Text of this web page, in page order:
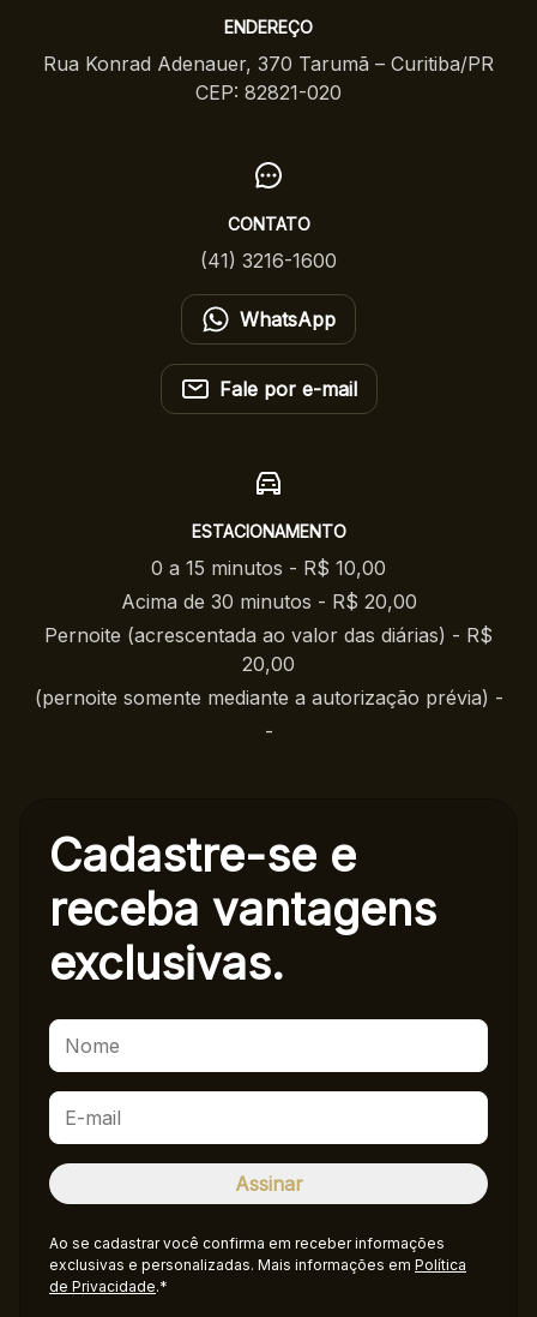
ENDEREÇO
Rua Konrad Adenauer, 370 Tarumã – Curitiba/PR
CEP: 82821-020
CONTATO
(41) 3216-1600
WhatsApp
Fale por e-mail
ESTACIONAMENTO
0 a 15 minutos - R$ 10,00
Acima de 30 minutos - R$ 20,00
Pernoite (acrescentada ao valor das diárias) - R$
20,00
(pernoite somente mediante a autorização prévia) -
-
Cadastre-se e
receba vantagens
exclusivas.
Ao se cadastrar você confirma em receber informações
exclusivas e personalizadas. Mais informações em Política
de Privacidade.*